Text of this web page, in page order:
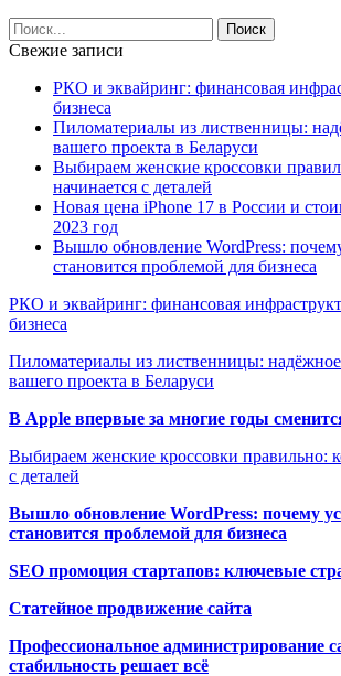
Свежие записи
РКО и эквайринг: финансовая
бизнеса
Пиломатериалы из лиственницы:
вашего проекта в Беларуси
Выбираем женские кроссовки
начинается с деталей
Новая цена iPhone 17 в России и
2023 год
Вышло обновление WordPress:
становится проблемой для бизнеса
РКО и эквайринг: финансовая
бизнеса
Пиломатериалы из лиственницы:
вашего проекта в Беларуси
В Apple впервые за многие годы
Выбираем женские кроссовки правильно:
с деталей
Вышло обновление WordPress: почему
становится проблемой для бизнеса
SEO промоция стартапов: ключевые
Статейное продвижение сайта
Профессиональное администрирование
стабильность решает всё